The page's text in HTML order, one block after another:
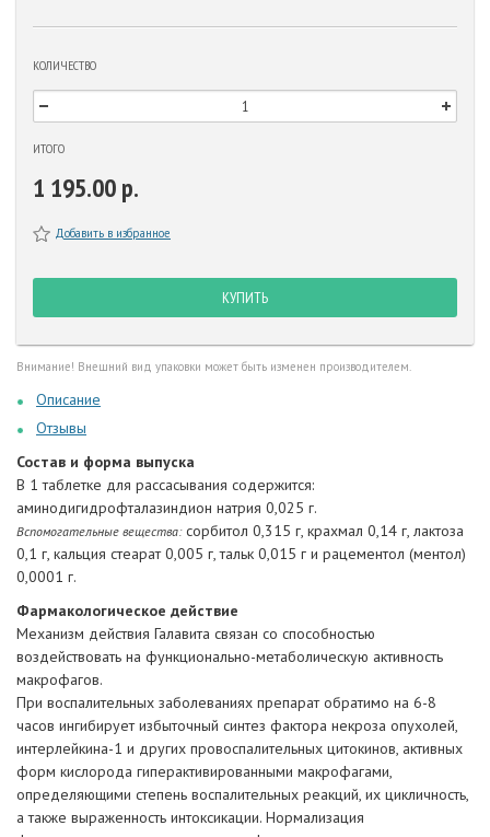
КОЛИЧЕСТВО
ИТОГО
1 195.00 р.
Добавить в избранное
КУПИТЬ
Внимание! Внешний вид упаковки может быть изменен производителем.
Описание
Отзывы
Состав и форма выпуска
В 1 таблетке для рассасывания содержится:
аминодигидрофталазиндион натрия 0,025 г.
Вспомогательные вещества:сорбитол 0,315 г, крахмал 0,14 г, лактоза
0,1 г, кальция стеарат 0,005 г, тальк 0,015 г и рацементол (ментол)
0,0001 г.
Фармакологическое действие
Механизм действия Галавита связан со способностью
воздействовать на функционально-метаболическую активность
макрофагов.
При воспалительных заболеваниях препарат обратимо на 6-8
часов ингибирует избыточный синтез фактора некроза опухолей,
интерлейкина-1 и других провоспалительных цитокинов, активных
форм кислорода гиперактивированными макрофагами,
определяющими степень воспалительных реакций, их цикличность,
а также выраженность интоксикации. Нормализация